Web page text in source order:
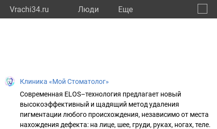
Vrachi34.ru Люди Eще
Клиника «Мой Стоматолог»
Современная ELOS–технология предлагает новый
высокоэффективный и щадящий метод удаления
пигментации любого происхождения, независимо от места
нахождения дефекта: на лице, шее, груди, руках, ногах, теле.